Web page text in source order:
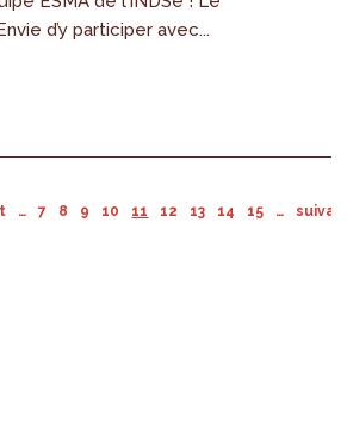
d’y participer avec...
… 7 8 9 10 11 12 13 14 15 …